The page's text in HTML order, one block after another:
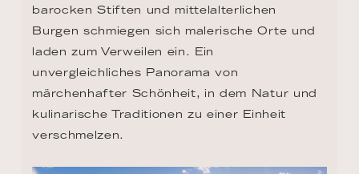
barocken Stiften und mittelalterlichen
Burgen schmiegen sich malerische Orte und
laden zum Verweilen ein. Ein
unvergleichliches Panorama von
märchenhafter Schönheit, in dem Natur und
kulinarische Traditionen zu einer Einheit
verschmelzen.